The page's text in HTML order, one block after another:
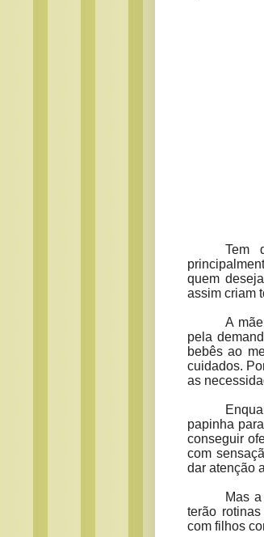
Tem
quem
assim criam
A
pela
bebês ao
cuidados.
as
papinha
conseguir
com
dar atenção
Mas
terão
com filhos